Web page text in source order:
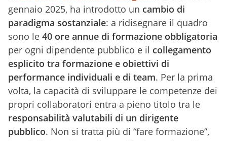
gennaio 2025, ha introdotto un cambio di
paradigma sostanziale: a ridisegnare il quadro
sono le 40 ore annue di formazione obbligatoria
per ogni dipendente pubblico e il collegamento
esplicito tra formazione e obiettivi di
performance individuali e di team. Per la prima
volta, la capacità di sviluppare le competenze dei
propri collaboratori entra a pieno titolo tra le
responsabilità valutabili di un dirigente
pubblico. Non si tratta più di “fare formazione”,